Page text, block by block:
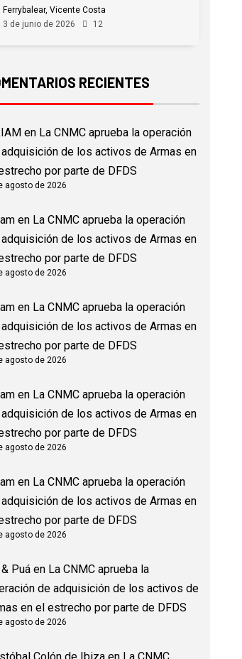
Ferrybalear, Vicente Costa
3 de junio de 2026
12
RECIENTES
en La CNMC aprueba la operación
de los activos de Armas en
por parte de DFDS
agosto de 2026
en La CNMC aprueba la operación
de los activos de Armas en
por parte de DFDS
agosto de 2026
en La CNMC aprueba la operación
de los activos de Armas en
por parte de DFDS
agosto de 2026
en La CNMC aprueba la operación
de los activos de Armas en
por parte de DFDS
agosto de 2026
en La CNMC aprueba la operación
de los activos de Armas en
por parte de DFDS
agosto de 2026
Puáen La CNMC aprueba la
de adquisición de los activos de
en el estrecho por parte de DFDS
agosto de 2026